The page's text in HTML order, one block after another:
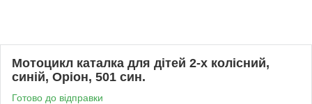
Мотоцикл каталка для дітей 2-х колісний,
синій, Оріон, 501 син.
Готово до відправки